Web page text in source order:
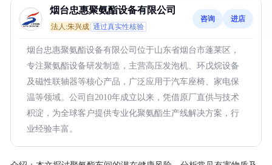
烟台忠惠聚氨酯设备有限公司
法人:朱兴成 通过真实性核验
咨询 进店
烟台忠惠聚氨酯设备有限公司位于山东省烟台市蓬莱区，
专注聚氨酯设备研发制造，主营高压发泡机、环戊烷设备
及磁性联轴器等核心产品，广泛应用于汽车座椅、家电保
温等领域。公司自2010年成立以来，凭借原厂直供与技术
积淀，为全球客户提供专业化聚氨酯生产线解决方案，行
业经验丰富。